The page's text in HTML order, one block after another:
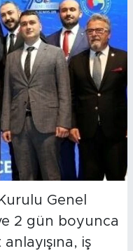
Genel
2 gün boyunca
iş